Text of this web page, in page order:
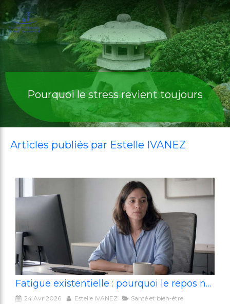
Pourquoi le stress revient toujours
Articles publiés par Estelle IVANEZ
Fatigue existentielle : pourquoi le repos ne suffit plus
24 Avr 2026 Estelle IVANEZ Santé et bien-être